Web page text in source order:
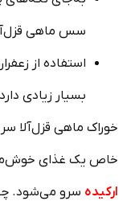
سس ماهی
استفاده از
بسیار زیادی
خوراک ماهی قزل‌آلا
خاص یک غذای
ارکیده سرو می‌شود.